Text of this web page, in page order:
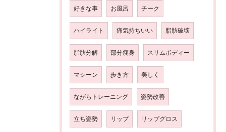
好きな事 お風呂 チーク
ハイライト 痛気持ちいい 脂肪破壊
脂肪分解 部分瘦身 スリムボディー
マシーン 歩き方 美しく
ながらトレーニング 姿勢改善
立ち姿勢 リップ リップグロス